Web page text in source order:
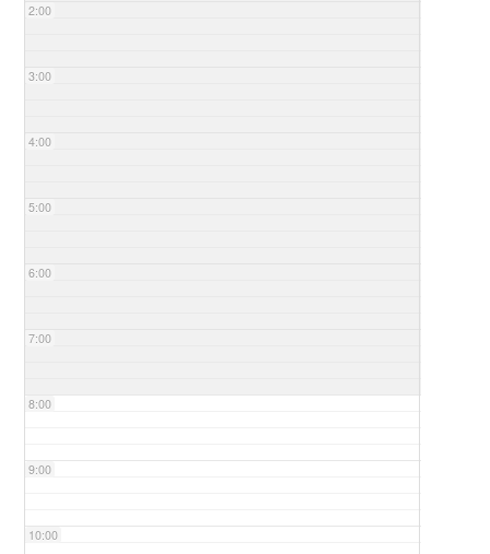
2:00
3:00
4:00
5:00
6:00
7:00
8:00
9:00
10:00